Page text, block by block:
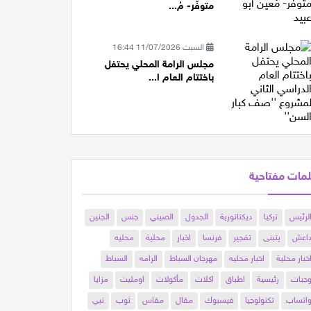
متوفّر- مُ...
السبت 11/07/2026 16:44
مجلس الرامة المحلي يحتفل
باختتام العام ا...
مفتاحية
الرئيس تركيا ديكتاتورية الجدول الصيني جنس
الجنين
داعش
يتبنى تفجير فرنسا اخبار محلية
محليه
اخبار محلية
اخبار محليه مهرجان السباط الرامه
السباط
وجبات
رئيسية اطباق اكلات مأكولات اومليت
مزايا
واتساب
تكنولوجيا فيسبوك مقال مقاس ثوب نبي